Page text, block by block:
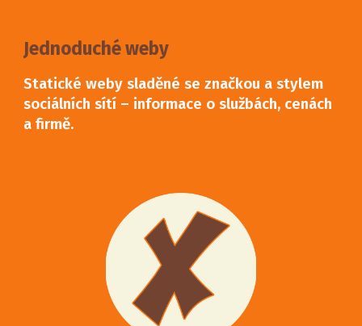
Jednoduché weby
Statické weby sladěné se značkou a stylem
sociálních sítí – informace o službách, cenách
a firmě.